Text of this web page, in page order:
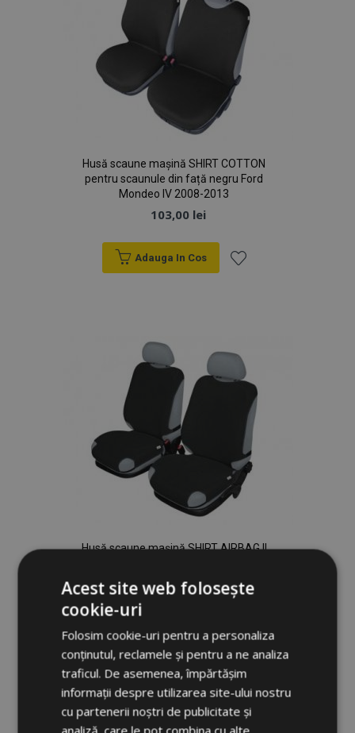
Husă scaune mașină SHIRT COTTON
pentru scaunule din față negru Ford
Mondeo IV 2008-2013
103,00 lei
Adauga In Cos
Dorințe
Husă scaune mașină SHIRT AIRBAG II
111,00 lei
Adauga In Cos
Lista
de
Acest site web folosește
cookie-uri
Folosim cookie-uri pentru a personaliza
conținutul, reclamele și pentru a ne analiza
traficul. De asemenea, împărtășim
informații despre utilizarea site-ului nostru
cu partenerii noștri de publicitate și